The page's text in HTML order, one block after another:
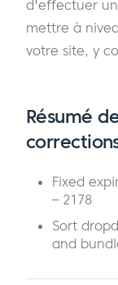
d'effectuer
mettre à
votre site, y
Résumé
Fixed
– 2178
Sort
and